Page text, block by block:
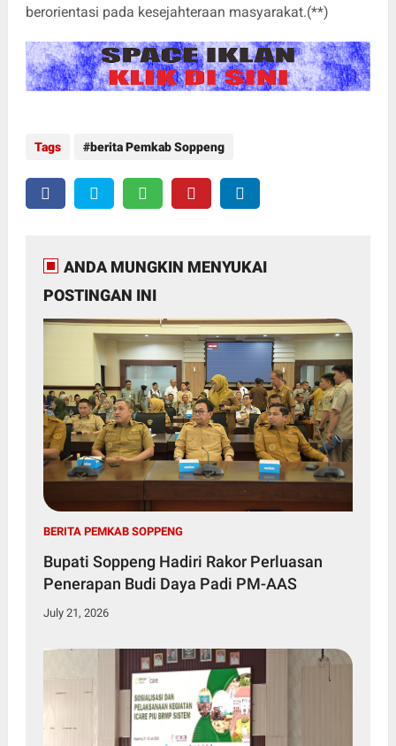
berorientasi pada kesejahteraan masyarakat.(**)
Tags berita Pemkab Soppeng
ANDA MUNGKIN MENYUKAI
POSTINGAN INI
BERITA PEMKAB SOPPENG
Bupati Soppeng Hadiri Rakor Perluasan
Penerapan Budi Daya Padi PM-AAS
July 21, 2026